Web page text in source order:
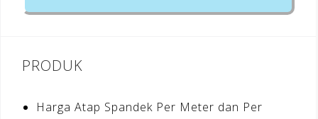
PRODUK
Harga Atap Spandek Per Meter dan Per